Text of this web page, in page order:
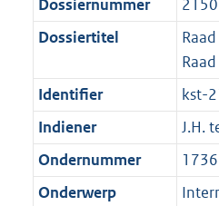
t
a
t
a
a
m
a
t
Dossiernummer
Dossiertitel
Identifier
kst-
Indiener
J.H.
Ondernummer
1736
Onderwerp